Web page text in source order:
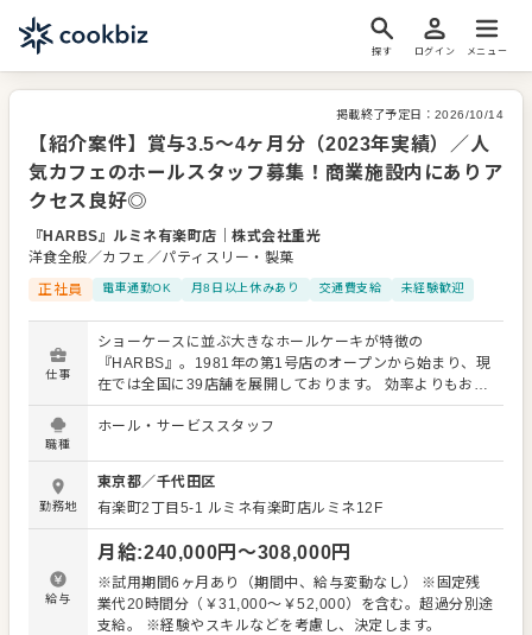
探す ログイン メニュー
掲載終了予定日： 2026/10/14
【紹介案件】賞与3.5～4ヶ月分（2023年実績）／人
気カフェのホールスタッフ募集！商業施設内にありア
クセス良好◎
『HARBS』ルミネ有楽町店 ｜株式会社重光
洋食全般／カフェ／パティスリー・製菓
正社員
電車通勤OK 月8日以上休みあり 交通費支給 未経験歓迎
仕事
ショーケースに並ぶ大きなホールケーキが特徴の
『HARBS』。1981年の第1号店のオープンから始まり、現
在では全国に39店舗を展開しております。 効率よりもおい
しさを追求。厳選した素材を使用して手作りし、新鮮な状
態のまま店舗へ運び、"つくりたてのおいしさを味わってい
ールスタッフを募集いたします。 お客さまに「1個食べて
心まで満たせるケーキ」と豊かなひとときをお届けくださ
い。 【ホールスタッフの仕事内容】 まずは提供するメニュ
ーのラインナップや内容を覚えていただきます。ホールで
円滑な対応ができるよう、キッチンとの連携やコミュニケ
ーションも大切にしてください。 お店の顔として、お客さ
まから直接感謝の言葉や、改善要求などのご意見をいただ
くこともあります。店舗メンバーに共有しながら、よりよ
職種
ホール・サービススタッフ
勤務地
東京都／千代田区
有楽町2丁目5-1 ルミネ有楽町店ルミネ12F
給与
月給:240,000円〜308,000円
※試用期間6ヶ月あり（期間中、給与変動なし） ※固定残
業代20時間分（￥31,000～￥52,000）を含む。超過分別途
支給。 ※経験やスキルなどを考慮し、決定します。